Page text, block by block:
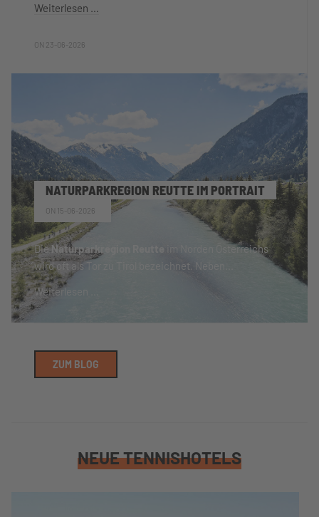
ON 23-06-2026
Weiterlesen …
NATURPARKREGION REUTTE IM PORTRAIT
ON 15-06-2026
DieNaturparkregion Reutte
im Norden Österreichs
wird oft als Tor zu Tirol bezeichnet. Neben...
Weiterlesen …
ZUM BLOG
NEUE TENNISHOTELS